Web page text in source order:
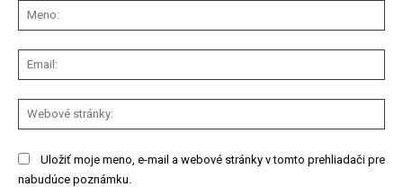
Uložiť moje meno, e-mail a webové stránky v tomto prehliadači pre
nabudúce poznámku.